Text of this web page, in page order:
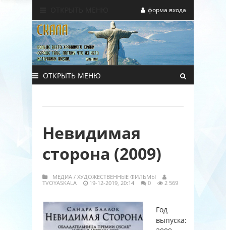
форма входа
ОТКРЫТЬ МЕНЮ
Невидимая
сторона (2009)
МЕДИА / ХУДОЖЕСТВЕННЫЕ ФИЛЬМЫ
TVOYASKALA
19-12-2019, 20:14 0 2 569
Год
выпуска: